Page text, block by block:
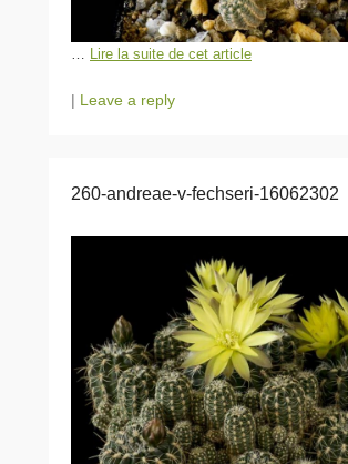
Lire la suite de cet article
| Leave a reply
260-andreae-v-fechseri-16062302